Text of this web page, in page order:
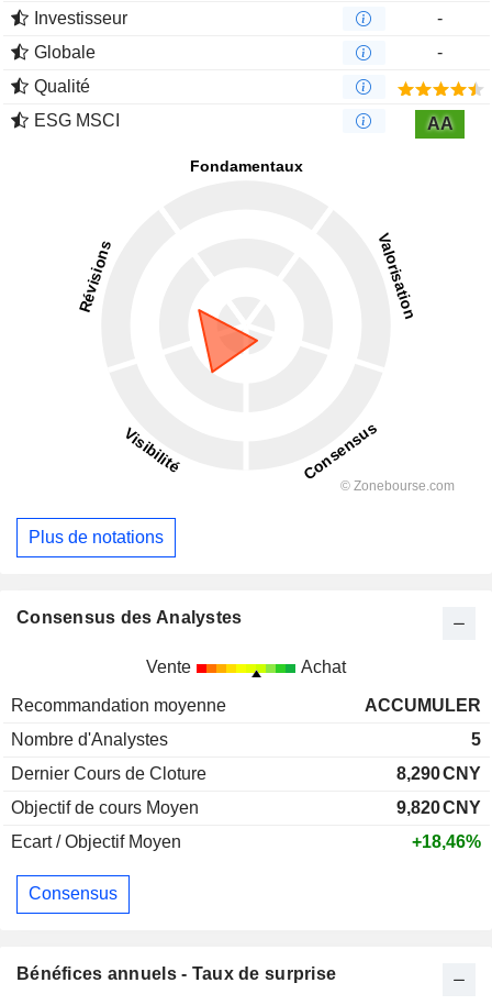
Investisseur
-
Globale
-
Qualité
ESG MSCI
AA
Plus de notations
Consensus des Analystes
Vente Achat
Recommandation moyenne
ACCUMULER
Nombre d'Analystes
5
Dernier Cours de Cloture
8,290CNY
Objectif de cours Moyen
9,820CNY
Ecart / Objectif Moyen
+18,46%
Consensus
Bénéfices annuels - Taux de surprise